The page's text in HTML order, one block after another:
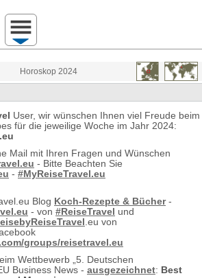
Horoskop 2024
User, wir wünschen Ihnen viel Freude beim
für die jeweilige Woche im Jahr 2024:
Mail mit Ihren Fragen und Wünschen
- Bitte Beachten Sie
- #MyReiseTravel.eu
Blog Koch-Rezepte & Bücher-
- von #ReiseTravel und
.eu von
groups/reisetravel.eu
Wettbewerb „5. Deutschen
Business News - ausgezeichnet: Best